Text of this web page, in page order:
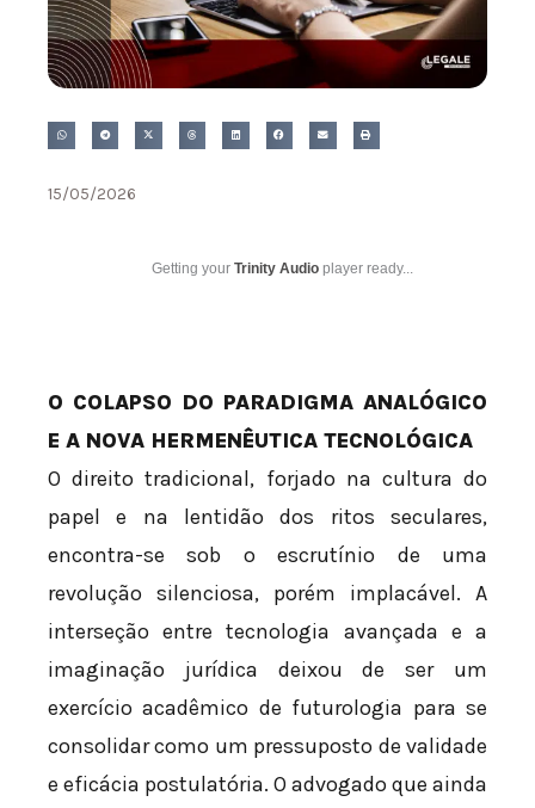
15/05/2026
Getting your Trinity Audio player ready...
O COLAPSO DO PARADIGMA ANALÓGICO
E A NOVA HERMENÊUTICA TECNOLÓGICA
O direito tradicional, forjado na cultura do
papel e na lentidão dos ritos seculares,
encontra-se sob o escrutínio de uma
revolução silenciosa, porém implacável. A
interseção entre tecnologia avançada e a
imaginação jurídica deixou de ser um
exercício acadêmico de futurologia para se
consolidar como um pressuposto de validade
e eficácia postulatória. O advogado que ainda